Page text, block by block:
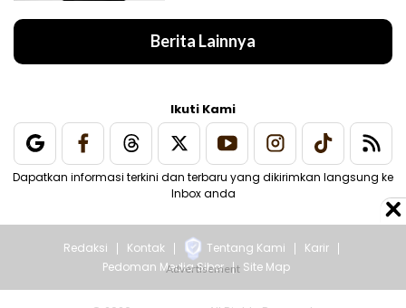
Berita Lainnya
Ikuti Kami
Dapatkan informasi terkini dan terbaru yang dikirimkan langsung ke
Inbox anda
Redaksi Kontak Tentang Kami
Karir
Pedoman Media Siber
Site Map